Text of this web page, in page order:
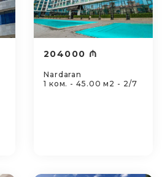
204000 ₼
Nardaran
1 ком. - 45.00 м2 - 2/7